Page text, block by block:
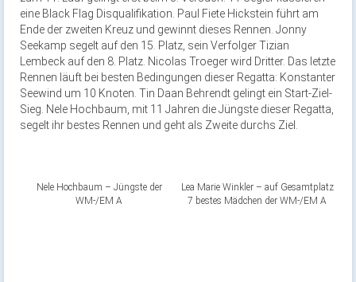
eine Black Flag Disqualifikation. Paul Fiete Hickstein führt am
Ende der zweiten Kreuz und gewinnt dieses Rennen. Jonny
Seekamp segelt auf den 15. Platz, sein Verfolger Tizian
Lembeck auf den 8. Platz. Nicolas Troeger wird Dritter. Das letzte
Rennen läuft bei besten Bedingungen dieser Regatta: Konstanter
Seewind um 10 Knoten. Tin Daan Behrendt gelingt ein Start-Ziel-
Sieg. Nele Hochbaum, mit 11 Jahren die Jüngste dieser Regatta,
segelt ihr bestes Rennen und geht als Zweite durchs Ziel.
Nele Hochbaum – Jüngste der
WM-/EM A
Lea Marie Winkler – auf Gesamtplatz
7 bestes Mädchen der WM-/EM A